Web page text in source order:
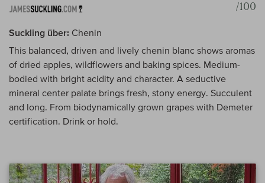
/100
Suckling über: Chenin
This balanced, driven and lively chenin blanc shows aromas
of dried apples, wildflowers and baking spices. Medium-
bodied with bright acidity and character. A seductive
mineral center palate brings fresh, stony energy. Succulent
and long. From biodynamically grown grapes with Demeter
certification. Drink or hold.